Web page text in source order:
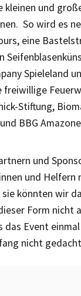
und
So wird es
eine
Spieleland
Stiftung,
BBG
und
und Helfern
könnten wir
Form nicht
das Event
nicht